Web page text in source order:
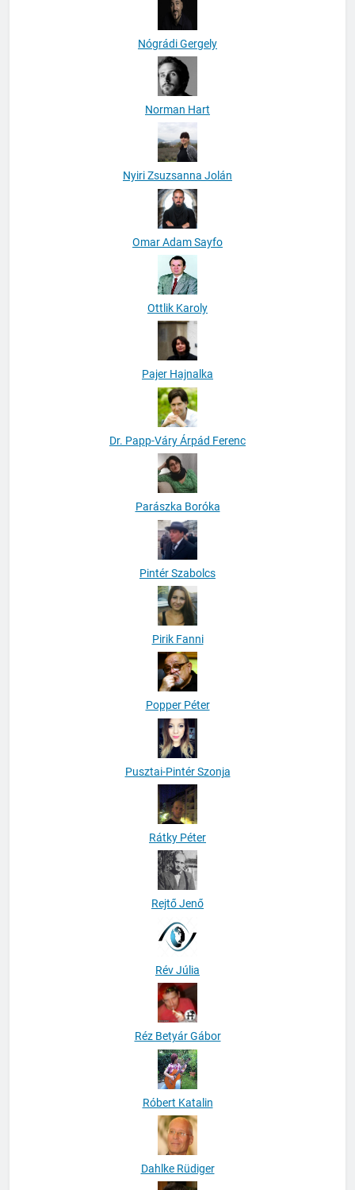
Nógrádi Gergely
Norman Hart
Nyiri Zsuzsanna Jolán
Omar Adam Sayfo
Ottlik Karoly
Pajer Hajnalka
Dr. Papp-Váry Árpád Ferenc
Parászka Boróka
Pintér Szabolcs
Pirik Fanni
Popper Péter
Pusztai-Pintér Szonja
Rátky Péter
Rejtő Jenő
Rév Júlia
Réz Betyár Gábor
Róbert Katalin
Dahlke Rüdiger